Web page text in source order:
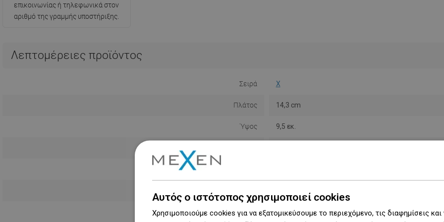
επικοινωνίας ή τηλεφωνικά στον
αριθμό της γραμμής υποστήριξης.
Λεπτομέρειες προϊόντος
Σειρά X
Πλάτος 14,3 cm
Ύψος 9,5 εκ.
Σχήμα Τετράγωνο
Αυτός ο ιστότοπος χρησιμοποιεί cookies
Χρησιμοποιούμε cookies για να εξατομικεύσουμε το περιεχόμενο, τις διαφημίσεις